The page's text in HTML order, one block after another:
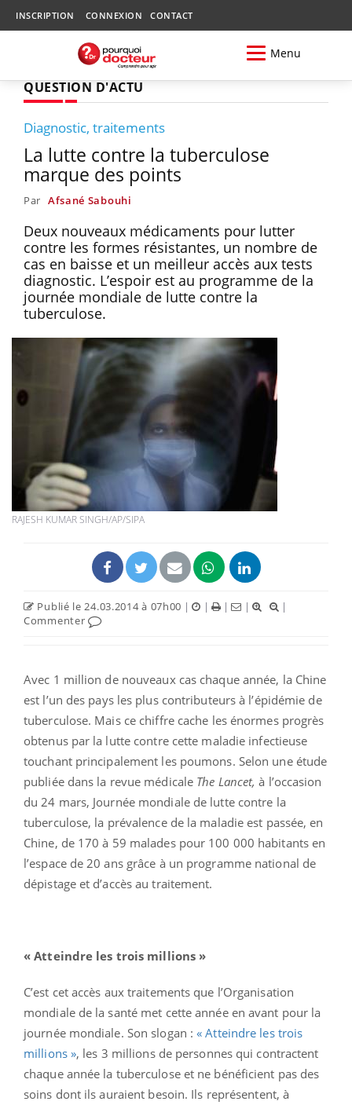
INSCRIPTION CONNEXION CONTACT
Menu
QUESTION D'ACTU
Diagnostic, traitements
La lutte contre la tuberculose
marque des points
Par Afsané Sabouhi
Deux nouveaux médicaments pour lutter
contre les formes résistantes, un nombre de
cas en baisse et un meilleur accès aux tests
diagnostic. L’espoir est au programme de la
journée mondiale de lutte contre la
tuberculose.
RAJESH KUMAR SINGH/AP/SIPA
Publié le 24.03.2014 à 07h00 | | | |
|
Commenter
Avec 1 million de nouveaux cas chaque année, la Chine
est l’un des pays les plus contributeurs à l’épidémie de
tuberculose. Mais ce chiffre cache les énormes progrès
obtenus par la lutte contre cette maladie infectieuse
touchant principalement les poumons. Selon une étude
publiée dans la revue médicale The Lancet,à l’occasion
du 24 mars, Journée mondiale de lutte contre la
tuberculose, la prévalence de la maladie est passée, en
Chine, de 170 à 59 malades pour 100 000 habitants en
l’espace de 20 ans grâce à un programme national de
dépistage et d’accès au traitement.
« Atteindre les trois millions »
C’est cet accès aux traitements que l’Organisation
mondiale de la santé met cette année en avant pour la
journée mondiale. Son slogan :« Atteindre les trois
millions », les 3 millions de personnes qui contractent
chaque année la tuberculose et ne bénéficient pas des
soins dont ils auraient besoin. Ils représentent, à